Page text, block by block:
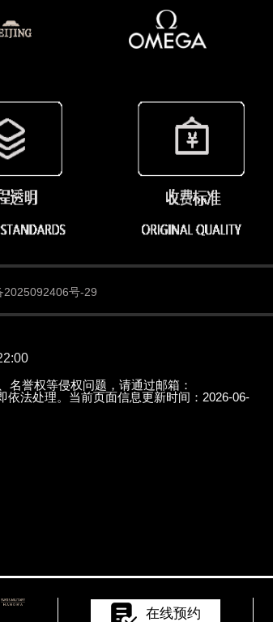
2025092406号-29
名誉权等侵权问题，请通过邮箱：
依法处理。当前页面信息更新时间：2026-06-
在线预约